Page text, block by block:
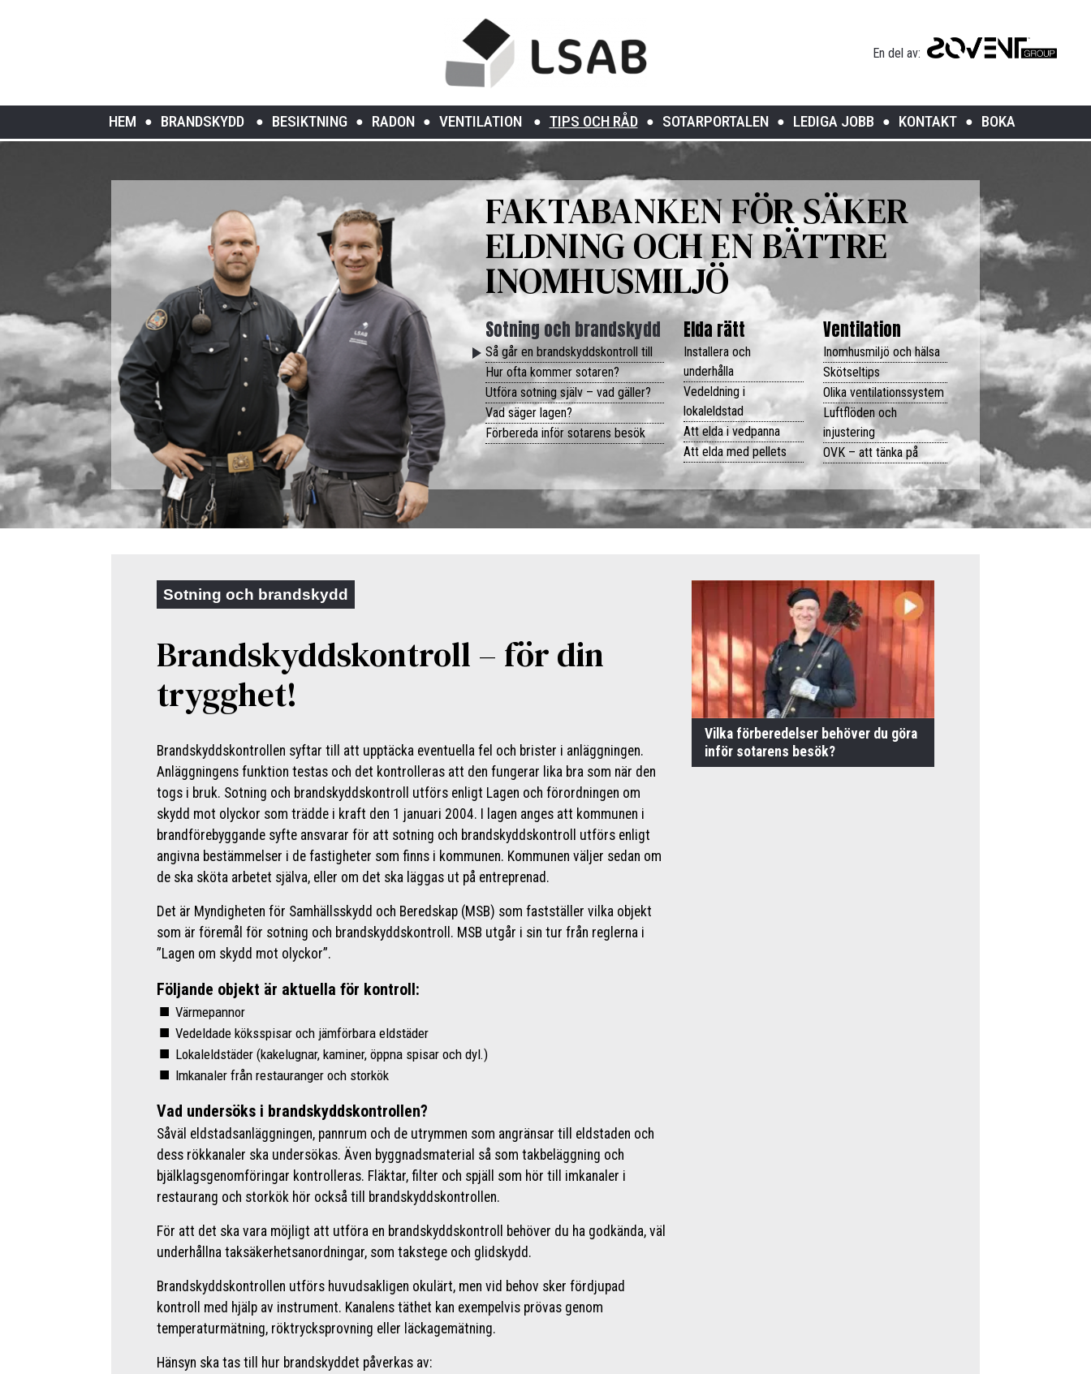
En del av:
HEM BRANDSKYDD BESIKTNING RADON VENTILATION TIPS OCH RÅD SOTARPORTALEN LEDIGA JOBB KONTAKT BOKA
FAKTABANKEN FÖR SÄKER
ELDNING OCH EN BÄTTRE
INOMHUSMILJÖ
Sotning och brandskydd
Så går en brandskyddskontroll till
Hur ofta kommer sotaren?
Utföra sotning själv – vad gäller?
Vad säger lagen?
Förbereda inför sotarens besök
Elda rätt
Installera och
underhålla
Vedeldning i
lokaleldstad
Att elda i vedpanna
Att elda med pellets
Ventilation
Inomhusmiljö och hälsa
Skötseltips
Olika ventilationssystem
Luftflöden och
injustering
OVK – att tänka på
Sotning och brandskydd
Brandskyddskontroll – för din
trygghet!
Brandskyddskontrollen syftar till att upptäcka eventuella fel och brister i anläggningen.
Anläggningens funktion testas och det kontrolleras att den fungerar lika bra som när den
togs i bruk. Sotning och brandskyddskontroll utförs enligt Lagen och förordningen om
skydd mot olyckor som trädde i kraft den 1 januari 2004. I lagen anges att kommunen i
brandförebyggande syfte ansvarar för att sotning och brandskyddskontroll utförs enligt
angivna bestämmelser i de fastigheter som finns i kommunen. Kommunen väljer sedan om
de ska sköta arbetet själva, eller om det ska läggas ut på entreprenad.
Det är Myndigheten för Samhällsskydd och Beredskap (MSB) som fastställer vilka objekt
som är föremål för sotning och brandskyddskontroll. MSB utgår i sin tur från reglerna i
”Lagen om skydd mot olyckor”.
Följande objekt är aktuella för kontroll:
Värmepannor
Vedeldade köksspisar och jämförbara eldstäder
Lokaleldstäder (kakelugnar, kaminer, öppna spisar och dyl.)
Imkanaler från restauranger och storkök
Vad undersöks i brandskyddskontrollen?
Såväl eldstadsanläggningen, pannrum och de utrymmen som angränsar till eldstaden och
dess rökkanaler ska undersökas. Även byggnadsmaterial så som takbeläggning och
bjälklagsgenomföringar kontrolleras. Fläktar, filter och spjäll som hör till imkanaler i
restaurang och storkök hör också till brandskyddskontrollen.
För att det ska vara möjligt att utföra en brandskyddskontroll behöver du ha godkända, väl
underhållna taksäkerhetsanordningar, som takstege och glidskydd.
Brandskyddskontrollen utförs huvudsakligen okulärt, men vid behov sker fördjupad
kontroll med hjälp av instrument. Kanalens täthet kan exempelvis prövas genom
temperaturmätning, röktrycksprovning eller läckagemätning.
Hänsyn ska tas till hur brandskyddet påverkas av:
Vilka förberedelser behöver du göra
inför sotarens besök?